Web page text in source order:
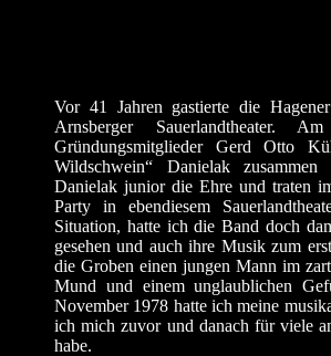
Vor 41 Jahren gastierte die
Arnsberger Sauerlandtheater.
Gründungsmitglieder Gerd Otto
Wildschwein“ Danielak
Danielak junior die Ehre und traten
Party in ebendiesem
Situation, hatte ich die Band doch
gesehen und auch ihre Musik zum
die Groben einen jungen Mann im
Mund und einem unglaublichen
November 1978 hatte ich meine
ich mich zuvor und danach für viele
habe.